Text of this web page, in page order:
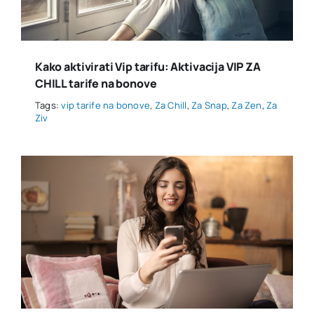
Kako aktivirati Vip tarifu: Aktivacija VIP ZA
CHILL tarife na bonove
Tags:vip tarife na bonove, Za Chill,Za Snap,Za Zen,Za
Ziv